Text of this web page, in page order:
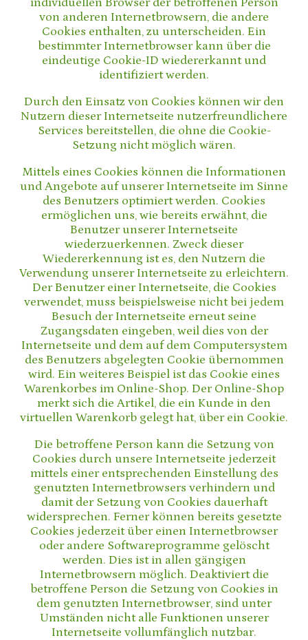
individuellen Browser der betroffenen Person
von anderen Internetbrowsern, die andere
Cookies enthalten, zu unterscheiden. Ein
bestimmter Internetbrowser kann über die
eindeutige Cookie-ID wiedererkannt und
identifiziert werden.
Durch den Einsatz von Cookies können wir den
Nutzern dieser Internetseite nutzerfreundlichere
Services bereitstellen, die ohne die Cookie-
Setzung nicht möglich wären.
Mittels eines Cookies können die Informationen
und Angebote auf unserer Internetseite im Sinne
des Benutzers optimiert werden. Cookies
ermöglichen uns, wie bereits erwähnt, die
Benutzer unserer Internetseite
wiederzuerkennen. Zweck dieser
Wiedererkennung ist es, den Nutzern die
Verwendung unserer Internetseite zu erleichtern.
Der Benutzer einer Internetseite, die Cookies
verwendet, muss beispielsweise nicht bei jedem
Besuch der Internetseite erneut seine
Zugangsdaten eingeben, weil dies von der
Internetseite und dem auf dem Computersystem
des Benutzers abgelegten Cookie übernommen
wird. Ein weiteres Beispiel ist das Cookie eines
Warenkorbes im Online-Shop. Der Online-Shop
merkt sich die Artikel, die ein Kunde in den
virtuellen Warenkorb gelegt hat, über ein Cookie.
Die betroffene Person kann die Setzung von
Cookies durch unsere Internetseite jederzeit
mittels einer entsprechenden Einstellung des
genutzten Internetbrowsers verhindern und
damit der Setzung von Cookies dauerhaft
widersprechen. Ferner können bereits gesetzte
Cookies jederzeit über einen Internetbrowser
oder andere Softwareprogramme gelöscht
werden. Dies ist in allen gängigen
Internetbrowsern möglich. Deaktiviert die
betroffene Person die Setzung von Cookies in
dem genutzten Internetbrowser, sind unter
Umständen nicht alle Funktionen unserer
Internetseite vollumfänglich nutzbar.